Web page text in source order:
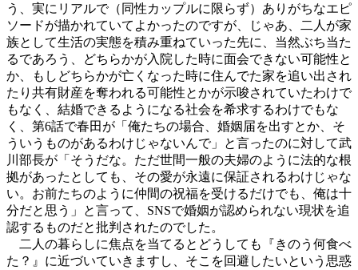
う、実にリアルで（同性カップルに限らず）ありがちなエピ
ソードが描かれていてよかったのですが、じゃあ、二人が家
族として生活の実態を積み重ねていった先に、当然ぶち当た
るであろう、どちらかが入院した時に面会できない可能性と
か、もしどちらかが亡くなった時に住んでた家を追い出され
たり共有財産を奪われる可能性とかが示唆されていたわけで
もなく、結婚できるようになる社会を希求するわけでもな
く、第6話で春田が「俺たちの場合、婚姻届を出すとか、そ
ういうものがあるわけじゃないんで」と言ったのに対して武
川部長が「そうだな。ただ世間一般の夫婦のように法的な根
拠があったとしても、その愛が永遠に保証されるわけじゃな
い。お前たちのように仲間の祝福を受けるだけでも、俺は十
分だと思う」と言って、SNSで婚姻が認められない現状を追
認するものだと批判されたのでした。
二人の暮らしに焦点を当てるとどうしても『きのう何食べ
た？』に近づいていきますし、そこを回避したいという思惑